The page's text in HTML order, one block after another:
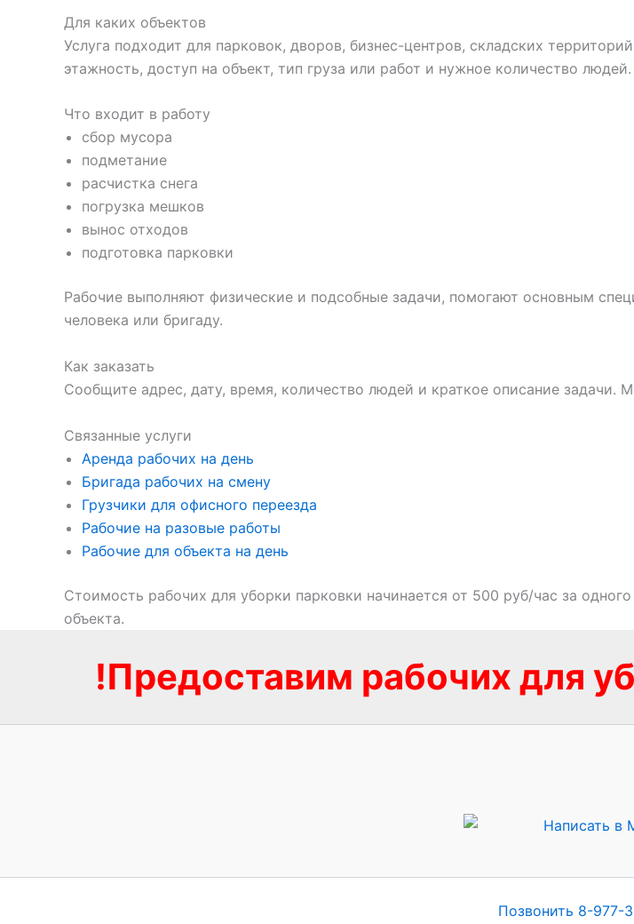
Для каких объектов
Услуга подходит для парковок, дворов, бизнес-центров, складских
этажность, доступ на объект, тип груза или работ и нужное количество людей.
Что входит в работу
сбор мусора
подметание
расчистка снега
погрузка мешков
вынос отходов
подготовка парковки
Рабочие выполняют физические и подсобные задачи, помогают основным
человека или бригаду.
Как заказать
Сообщите адрес, дату, время, количество людей и краткое описание
Связанные услуги
Аренда рабочих на день
Бригада рабочих на смену
Грузчики для офисного переезда
Рабочие на разовые работы
Рабочие для объекта на день
Стоимость рабочих для уборки парковки начинается от 500 руб/час за
объекта.
!Предоставим рабочих для
Позвонить 8-977-